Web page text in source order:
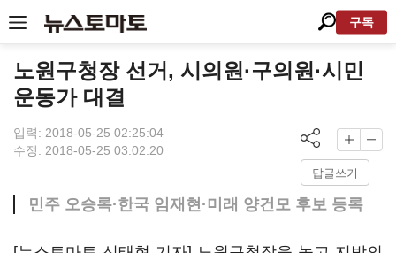
구독
노원구청장 선거, 시의원·구의원·시민
운동가 대결
입력: 2018-05-25 02:25:04
수정: 2018-05-25 03:02:20
답글쓰기
민주 오승록·한국 임재현·미래 양건모 후보 등록